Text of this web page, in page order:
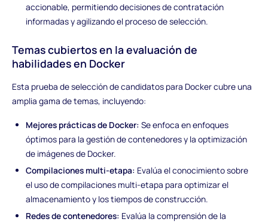
accionable, permitiendo decisiones de contratación
informadas y agilizando el proceso de selección.
Temas cubiertos en la evaluación de
habilidades en Docker
Esta prueba de selección de candidatos para Docker cubre una
amplia gama de temas, incluyendo:
Mejores prácticas de Docker: Se enfoca en enfoques
óptimos para la gestión de contenedores y la optimización
de imágenes de Docker.
Compilaciones multi-etapa: Evalúa el conocimiento sobre
el uso de compilaciones multi-etapa para optimizar el
almacenamiento y los tiempos de construcción.
Redes de contenedores: Evalúa la comprensión de la